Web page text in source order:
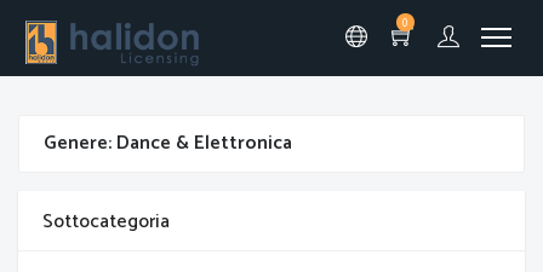
0
Genere: Dance & Elettronica
Sottocategoria